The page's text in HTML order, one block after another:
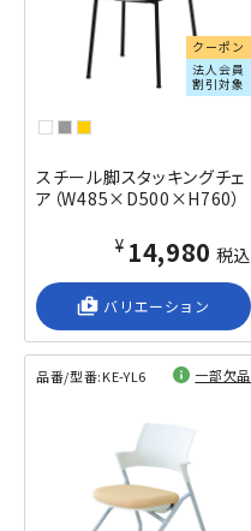
クーポン
法人会員
割引対象
スチール脚スタッキングチェ
ア（W485×D500×H760）
¥14,980 税込
shop_2 バリエーション
品番/型番:KE-YL6 一部欠品